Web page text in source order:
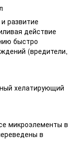
развитие
действие
быстро
(вредители,
хелатирующий
микроэлементы в
в